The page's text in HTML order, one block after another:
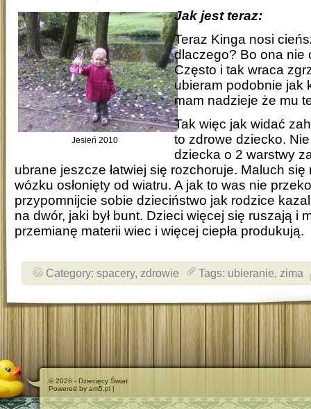
Jesień 2010
Jak jest teraz:
Teraz Kinga nosi
dlaczego? Bo ona nie
Często i tak wraca
ubieram podobnie jak
mam nadzieje że mu
Tak więc jak widać
to zdrowe dziecko.
dziecka o 2 warstwy
ubrane jeszcze łatwiej się rozchoruje. Maluch
wózku osłonięty od wiatru. A jak to was nie
przypomnijcie sobie dzieciństwo jak rodzice
na dwór, jaki był bunt. Dzieci więcej się ruszają i
przemianę materii wiec i więcej ciepła produkują.
Category: spacery, zdrowie Tags: ubieranie, zima
© 2026 - Dziecięcy Świat
Powered by am5.pl |